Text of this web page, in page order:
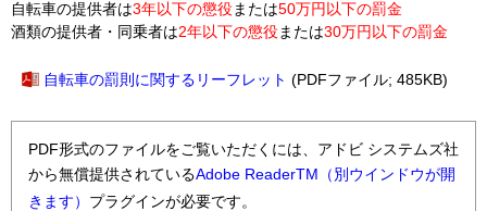
自転車の提供者は3年以下の懲役または50万円以下の罰金
酒類の提供者・同乗者は2年以下の懲役または30万円以下の罰金
自転車の罰則に関するリーフレット (PDFファイル; 485KB)
PDF形式のファイルをご覧いただくには、アドビ システムズ社
から無償提供されているAdobe ReaderTM（別ウインドウが開
きます） プラグインが必要です。